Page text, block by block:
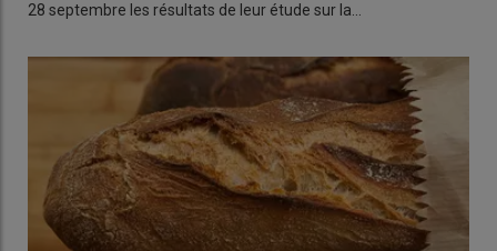
28 septembre les résultats de leur étude sur la…